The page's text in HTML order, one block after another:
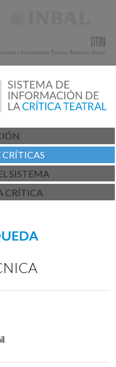
CRÍTICAS
SISTEMA
CRÍTICA